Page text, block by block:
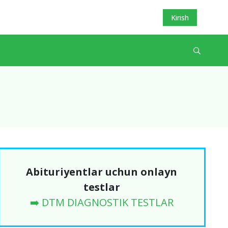
Kirish
Abituriyentlar uchun onlayn
testlar
➡️ DTM DIAGNOSTIK TESTLAR